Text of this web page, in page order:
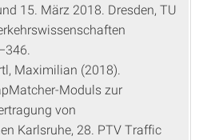
15. März 2018. Dresden, TU
Maximilian (2018).
Moduls zur
von
Karlsruhe, 28. PTV Traffic